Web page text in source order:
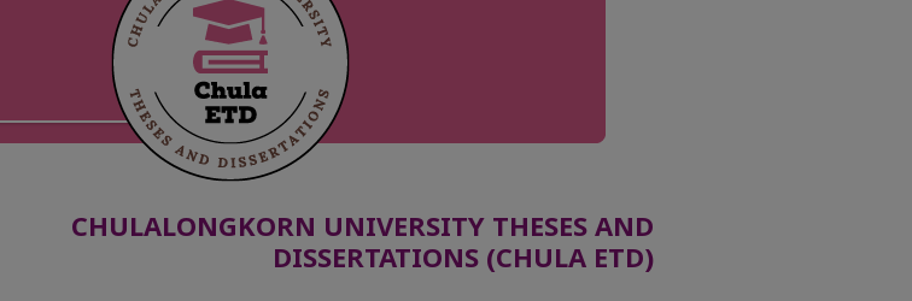
CHULALONGKORN UNIVERSITY THESES AND
DISSERTATIONS (CHULA ETD)